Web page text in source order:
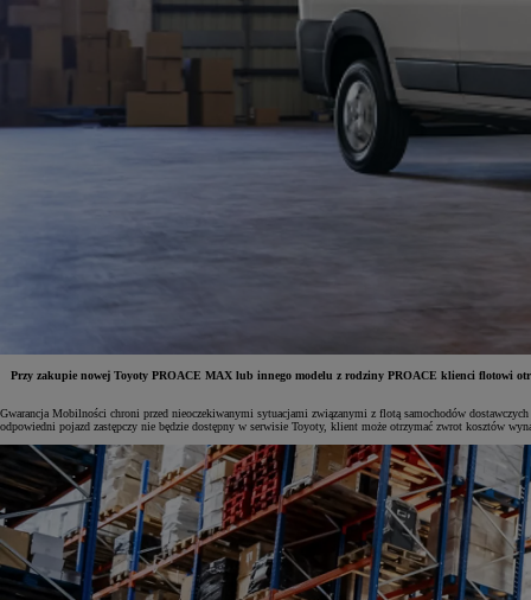
Od81 900 zł
Yaris Cross
HYBRID
Przy zakupie nowej Toyoty PROACE MAX lub innego modelu z rodziny PROACE klienci flotowi
Gwarancja Mobilności chroni przed nieoczekiwanymi sytuacjami związanymi z flotą samochodów
odpowiedni pojazd zastępczy nie będzie dostępny w serwisie Toyoty, klient może otrzymać zwrot kosztów